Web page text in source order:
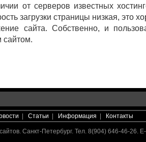
от серверов известных
загрузки страницы низкая, это
сайта. Собственно, и
сайтом.
Статьи Информация Контакты
Санкт-Петербург. Тел. 8(904) 646-46-26.